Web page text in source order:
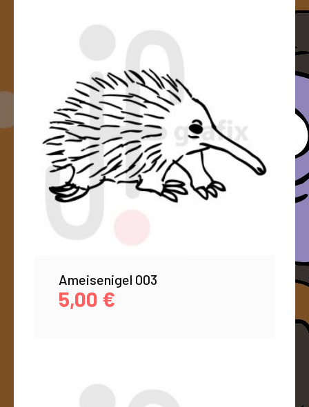
Ameisenigel 003
5,00 €